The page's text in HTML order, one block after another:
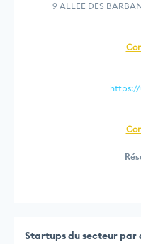
9 ALLEE DES
Startups du secteur